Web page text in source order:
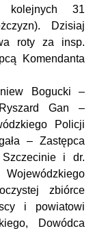
kolejnych 31
Dzisiaj
roty za insp.
Komendanta
Bogucki –
Gan –
Policji
– Zastępca
i dr.
zbiórce
i powiatowi
Dowódca